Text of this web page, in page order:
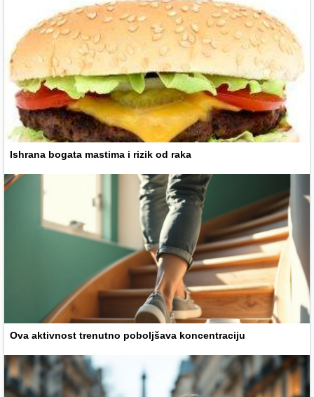
Ishrana bogata mastima i rizik od raka
Ova aktivnost trenutno poboljšava koncentraciju